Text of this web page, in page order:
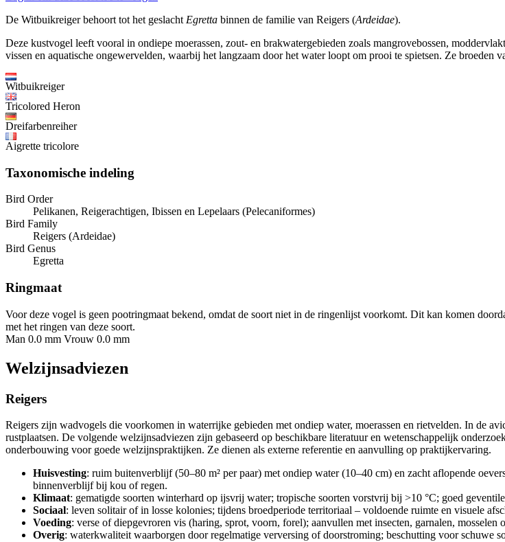
De Witbuikreiger behoort tot het geslacht Egretta binnen de familie van Reigers (Ardeidae).
Deze kustvogel leeft vooral in ondiepe moerassen, zout- en brakwatergebieden zoals mangrovebossen,
vissen en aquatische ongewervelden, waarbij het langzaam door het water loopt om prooi te spietsen. Ze broeden
Witbuikreiger
Tricolored Heron
Dreifarbenreiher
Aigrette tricolore
Taxonomische indeling
Bird Order
Pelikanen, Reigerachtigen, Ibissen en Lepelaars (Pelecaniformes)
Bird Family
Reigers (Ardeidae)
Bird Genus
Egretta
Ringmaat
Voor deze vogel is geen pootringmaat bekend, omdat de soort niet in de ringenlijst voorkomt. Dit kan komen
met het ringen van deze soort.
Man 0.0 mm Vrouw 0.0 mm
Welzijnsadviezen
Reigers
Reigers zijn wadvogels die voorkomen in waterrijke gebieden met ondiep water, moerassen en rietvelden. In de
rustplaatsen. De volgende welzijnsadviezen zijn gebaseerd op beschikbare literatuur en wetenschappelijk
onderbouwing voor goede welzijnspraktijken. Ze dienen als externe referentie en aanvulling op praktijkervaring.
Huisvesting: ruim buitenverblijf (50–80 m² per paar) met ondiep water (10–40 cm) en zacht aflopende
binnenverblijf bij kou of regen.
Klimaat: gematigde soorten winterhard op ijsvrij water; tropische soorten vorstvrij bij >10 °C; goed
Sociaal: leven solitair of in losse kolonies; tijdens broedperiode territoriaal – voldoende ruimte en visuele
Voeding: verse of diepgevroren vis (haring, sprot, voorn, forel); aanvullen met insecten, garnalen,
Overig: waterkwaliteit waarborgen door regelmatige verversing of doorstroming; beschutting voor schuwe